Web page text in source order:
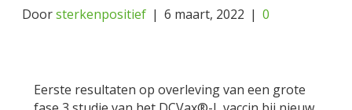
Doorsterkenpositief | 6 maart, 2022 | 0
Eerste resultaten op overleving van een grote